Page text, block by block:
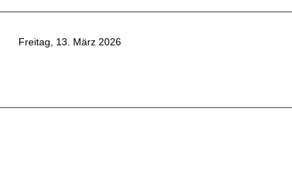
Freitag, 13. März 2026